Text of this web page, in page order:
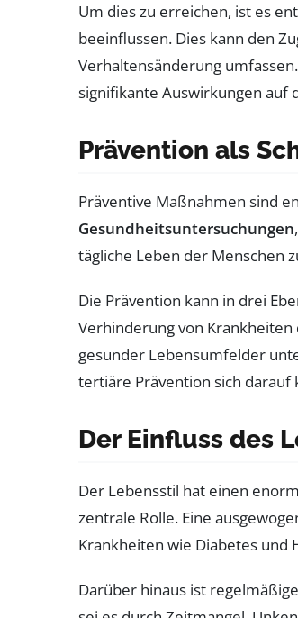
Um dies zu erreichen, ist es
beeinflussen. Dies kann den
Verhaltensänderung
signifikante Auswirkungen auf
Prävention als
Präventive Maßnahmen sind
Gesundheitsuntersuchungen
tägliche Leben der Menschen
Die Prävention kann in drei
Verhinderung von
gesunder Lebensumfelder
tertiäre Prävention sich
Der Einfluss des
Der Lebensstil hat einen
zentrale Rolle. Eine
Krankheiten wie Diabetes
Darüber hinaus ist